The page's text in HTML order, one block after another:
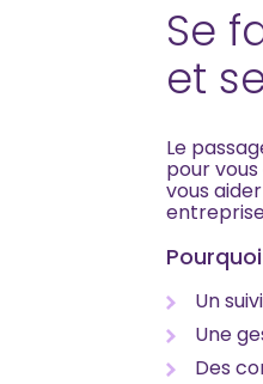
Se
et
Le
pour
vous
Un
Une
Des